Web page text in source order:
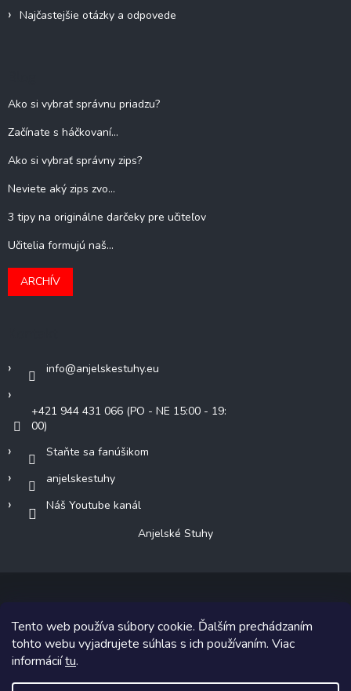
Tento web používa súbory cookie. Ďalším prechádzaním
tohto webu vyjadrujete súhlas s ich používaním. Viac
informáciítu.
Najčastejšie otázky a odpovede
Ako si vybrať správnu priadzu?
Začínate s háčkovaní...
Ako si vybrať správny zips?
Neviete aký zips zvo...
3 tipy na originálne darčeky pre učiteľov
Učitelia formujú naš...
ARCHÍV
info@anjelskestuhy.eu
+421 944 431 066 (PO - NE 15:00 - 19:
00)
Staňte sa fanúšikom
anjelskestuhy
Náš Youtube kanál
Anjelské Stuhy
Copyright 2026Anjelské Stuhy. Všetky práva vyhradené.
Grafický návrh vytvoril a na Shoptet implementoval
Shoptetak.cz.